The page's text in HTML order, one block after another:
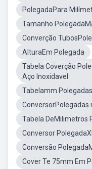
PolegadaPara
Tamanho
Converção
AlturaEm Polegada
Tabela Coverção
Aço Inoxidavel
Tabelamm Polegadas
ConversorPolegadas
Tabela DeMilimetros
Conversor
Conversão
Cover Te 75mm Em